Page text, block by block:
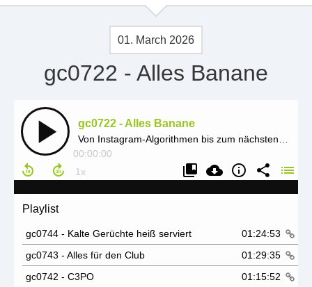
01. March 2026
gc0722 - Alles Banane
gc0722 - Alles Banane
00:00:00
Playlist
gc0744 - Kalte Gerüchte heiß serviert
01:24:53
gc0743 - Alles für den Club
01:29:35
gc0742 - C3PO
01:15:52